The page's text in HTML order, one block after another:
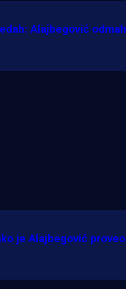
liga BiH: Pronađi
jedinstvenu
Alajbegović odmah
je Alajbegović proveo